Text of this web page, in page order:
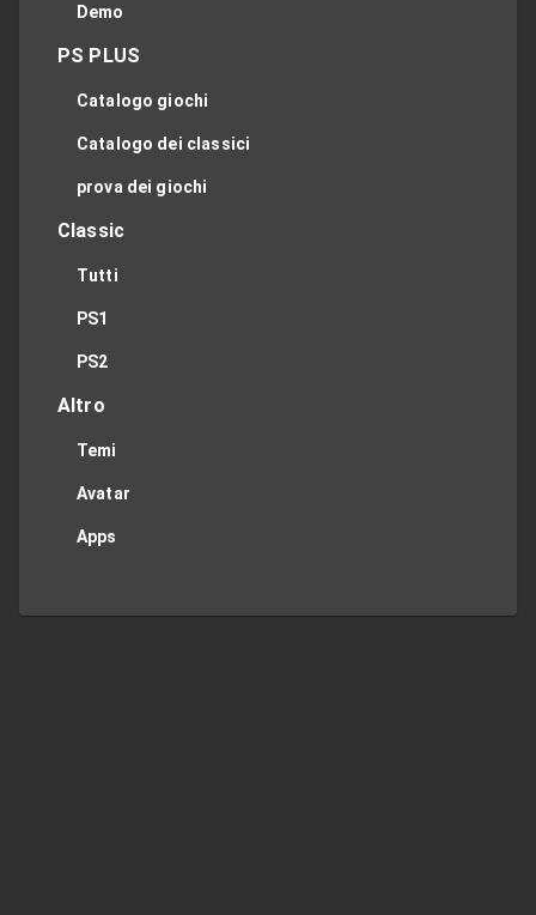
Demo
PS PLUS
Catalogo giochi
Catalogo dei classici
prova dei giochi
Classic
Tutti
PS1
PS2
Altro
Temi
Avatar
Apps